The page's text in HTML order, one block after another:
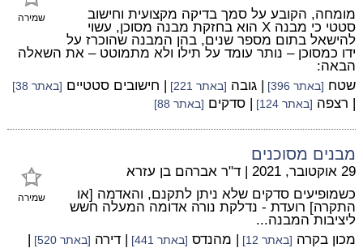
שמירה
מומחה, הקובע על סמך בדיקה מקצועית וחישוב
סטטי כי מבנה X הוא בחזקת מבנה מסוכן, עשוי
להישאל בתום מספר שנים, בהן המבנה שהוכרז על
ידו כמסוכן – נותר עומד על תילו ולא מתמוטט – את השאלה
הבאה:
שטח [באתר 396] | גובה [באתר 221] | חישובים סטטיים [באתר 38]
| רצפה [באתר 124] | סדקים [באתר 88]
מבנים מסוכנים
שמירה
29 אוקטובר, 2021 | ד"ר אברהם בן עזרא
כשמופיעים סדקים שלא ניתן לתקנם, והאדמה [או
התקרה] רועדת - נדלקת נורה אדומה המעלה חשש
ליציבות המבנה...
מכון בקרה [באתר 12] | מהנדס [באתר 441] | דירה [באתר 520]
|